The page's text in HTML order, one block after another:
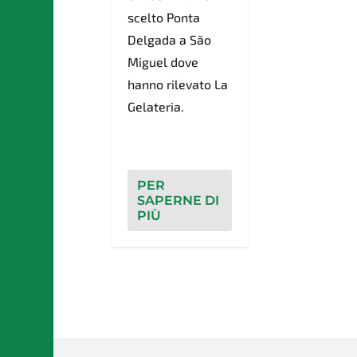
scelto Ponta
Delgada a São
Miguel dove
hanno rilevato La
Gelateria.
PER
SAPERNE DI
PIÙ